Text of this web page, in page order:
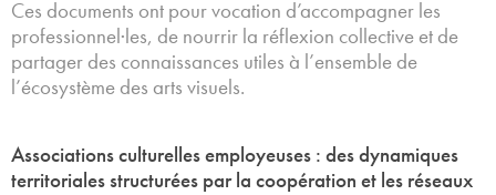
Ces documents ont pour vocation d’accompagner les
professionnel·les, de nourrir la réflexion collective et de
partager des connaissances utiles à l’ensemble de
l’écosystème des arts visuels.
Associations culturelles employeuses : des dynamiques
territoriales structurées par la coopération et les réseaux